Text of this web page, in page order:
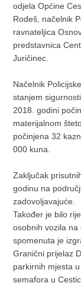
odjela Općine
Rodeš, načelnik
ravnateljica
predstavnica
Juričinec.
Načelnik
stanjem
2018. godini
materijalnom
počinjena 32
000 kuna.
Zaključak
godinu na
zadovoljavajuće.
Također je bilo
osobnih vozila na
spomenuta je
Granični prijelaz
parkirnih mjesta
semafora u